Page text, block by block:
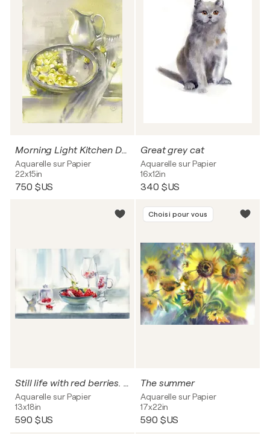
Morning Light Kitchen Decor. Minimalist Watercolor Fine Art
Aquarelle sur Papier
22x15in
750 $US
Great grey cat
Aquarelle sur Papier
16x12in
340 $US
Still life with red berries. Watercolor still life .
Aquarelle sur Papier
13x18in
590 $US
Choisi pour vous
The summer
Aquarelle sur Papier
17x22in
590 $US